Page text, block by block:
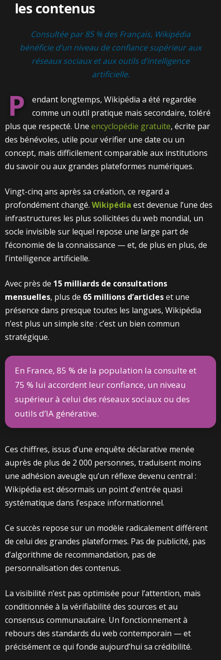
les contenus
Consultée par 85 % des Français, Wikipédia
bénéficie d’un niveau de confiance supérieur aux
réseaux sociaux et aux outils d’intelligence
artificielle.
P
endant longtemps, Wikipédia a été regardée
comme un outil pratique mais secondaire, toléré
plus que respecté. Une encyclopédie gratuite, écrite par
des bénévoles, utile pour vérifier une date ou un
concept, mais difficilement comparable aux institutions
du savoir ou aux grandes plateformes numériques.
Vingt-cinq ans après sa création, ce regard a
profondément changé. Wikipédia est devenue l’une des
infrastructures les plus sollicitées du web mondial, un
socle invisible sur lequel repose une large part de
l’économie de la connaissance — et, de plus en plus, de
l’intelligence artificielle.
Avec près de 15 milliards de consultations
mensuelles, plus de 65 millions d’articleset une
présence dans presque toutes les langues, Wikipédia
n’est plus un simple site : c’est un bien commun
stratégique.
En France, 85 % de la population la consulte et
75 % lui accordent leur confiance, un niveau
supérieur à celui des réseaux sociaux ou des
outils d’IA générative.
Ces chiffres, issus d’une enquête déclarative menée
auprès de plus de 2 000 personnes, traduisent moins
une adhésion aveugle qu’un réflexe devenu central :
Wikipédia est désormais un point d’entrée quasi
systématique dans l’espace informationnel.
Ce succès repose sur un modèle radicalement différent
de celui des grandes plateformes. Pas de publicité, pas
d’algorithme de recommandation, pas de
personnalisation des contenus.
La visibilité n’est pas optimisée pour l’attention, mais
conditionnée à la vérifiabilité des sources et au
consensus communautaire. Un fonctionnement à
rebours des standards du web contemporain — et
précisément ce qui fonde aujourd’hui sa crédibilité.